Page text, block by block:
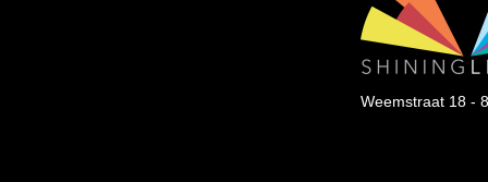
Weemstraat 18 -